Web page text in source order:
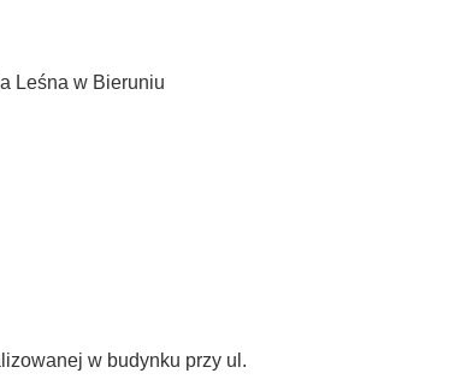
Leśna w Bieruniu
w budynku przy ul.